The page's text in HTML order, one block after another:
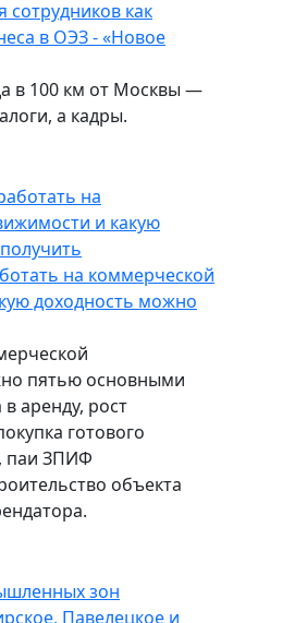
сотрудников как
в ОЭЗ - «Новое
в 100 км от Москвы —
а кадры.
на коммерческой
доходность можно
пятью основными
аренду, рост
готового
паи ЗПИФ
объекта